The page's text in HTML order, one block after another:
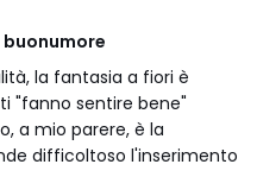
la fantasia a fiori è
"fanno sentire bene"
a mio parere, è la
difficoltoso l'inserimento